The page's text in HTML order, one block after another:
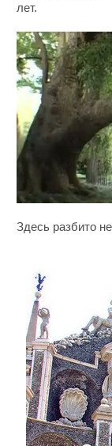
лет.
Здесь разбито